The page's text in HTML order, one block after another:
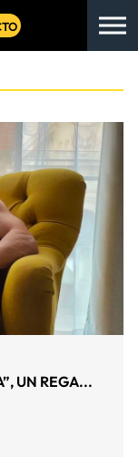
UN REGA...